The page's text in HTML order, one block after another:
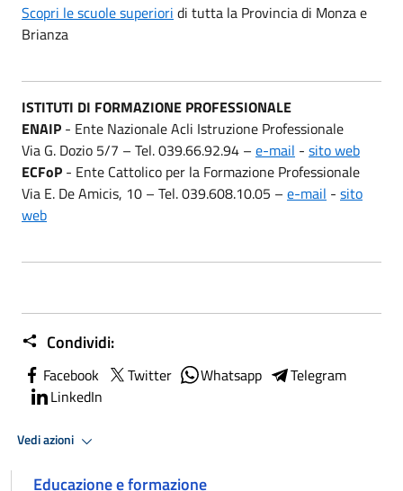
Scopri le scuole superiori di tutta la Provincia di Monza e
Brianza
ISTITUTI DI FORMAZIONE PROFESSIONALE
ENAIP - Ente Nazionale Acli Istruzione Professionale
Via G. Dozio 5/7 – Tel. 039.66.92.94 – e-mail - sito web
ECFoP - Ente Cattolico per la Formazione Professionale
Via E. De Amicis, 10 – Tel. 039.608.10.05 – e-mail - sito
web
Condividi:
Facebook Twitter Whatsapp
Telegram
LinkedIn
Vedi azioni
Educazione e formazione